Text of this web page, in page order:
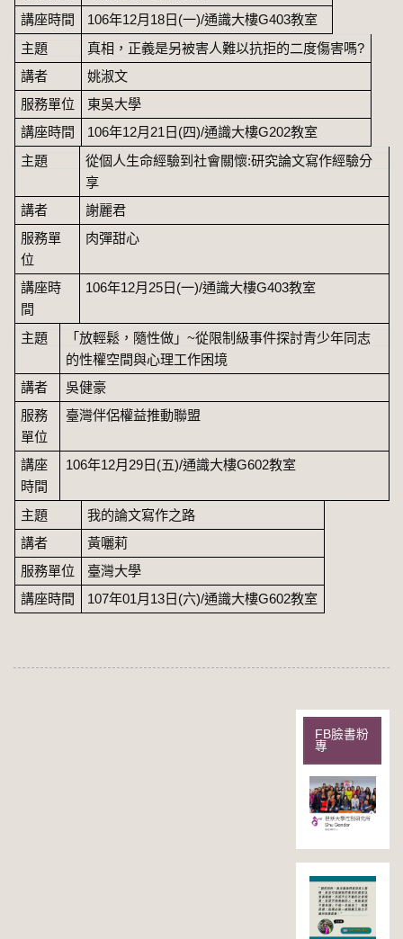
講座時間
106年12月18日(一)/通識大樓G403教室
主題
真相，正義是另被害人難以抗拒的二度傷害嗎?
講者
姚淑文
服務單位
東吳大學
講座時間
106年12月21日(四)/通識大樓G202教室
主題
從個人生命經驗到社會關懷:研究論文寫作經驗分
享
講者
謝麗君
服務單
位
肉彈甜心
講座時
間
106年12月25日(一)/通識大樓G403教室
主題
「放輕鬆，隨性做」~從限制級事件探討青少年同志
的性權空間與心理工作困境
講者
吳健豪
服務
單位
臺灣伴侶權益推動聯盟
講座
時間
106年12月29日(五)/通識大樓G602教室
主題
我的論文寫作之路
講者
黃囇莉
服務單位
臺灣大學
講座時間
107年01月13日(六)/通識大樓G602教室
FB臉書粉
專